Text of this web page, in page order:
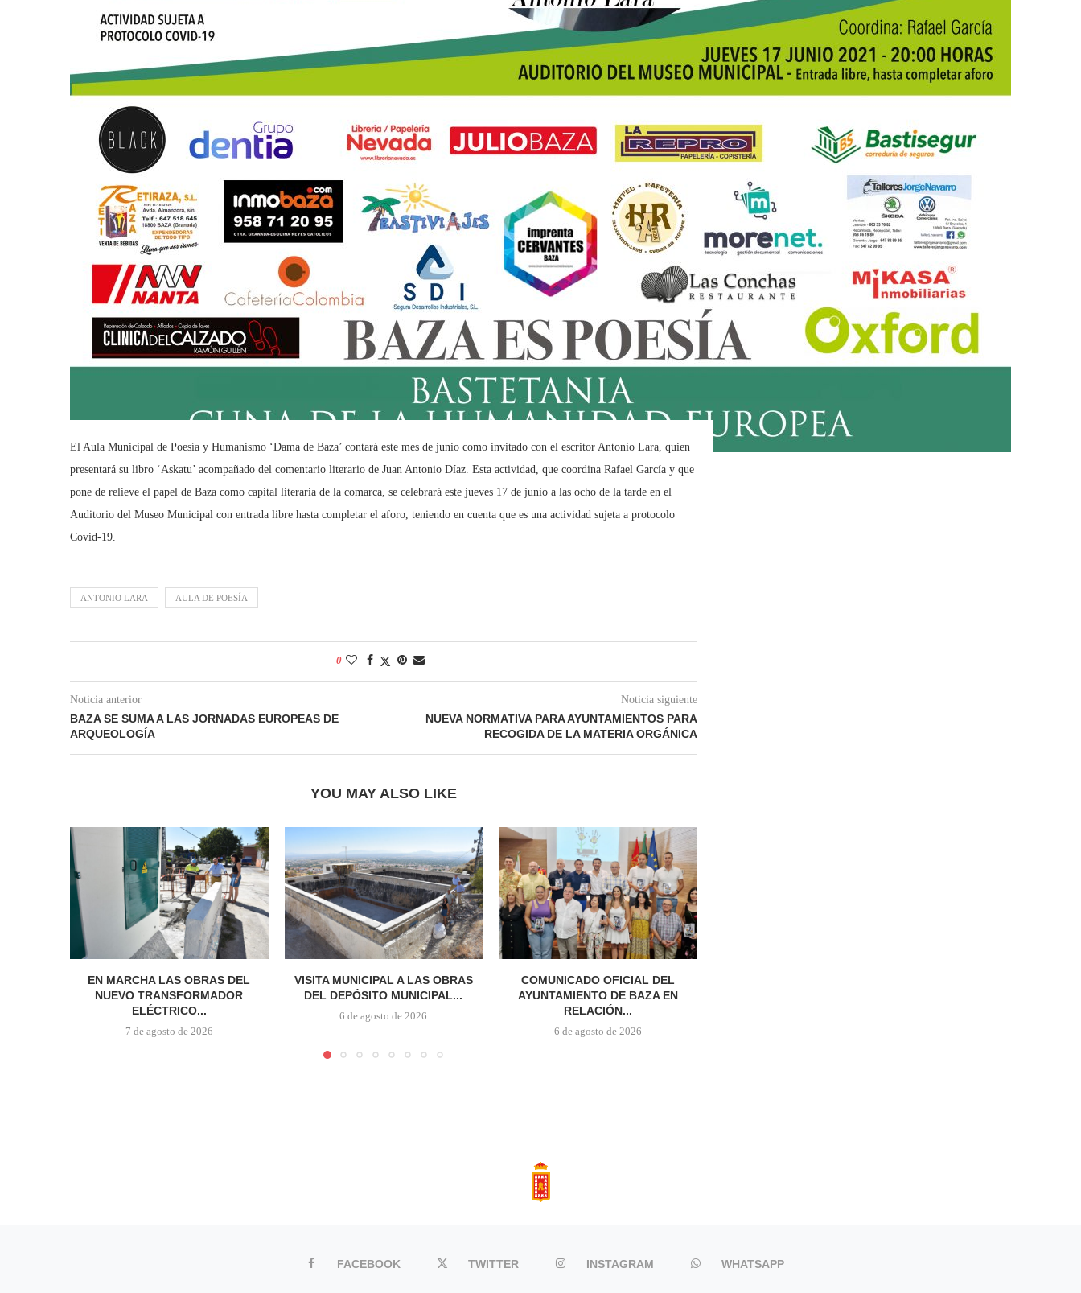
El Aula Municipal de Poesía y Humanismo ‘Dama de Baza’ contará este mes de junio como invitado con el escritor Antonio Lara, quien
presentará su libro ‘Askatu’ acompañado del comentario literario de Juan Antonio Díaz. Esta actividad, que coordina Rafael García y que
pone de relieve el papel de Baza como capital literaria de la comarca, se celebrará este jueves 17 de junio a las ocho de la tarde en el
Auditorio del Museo Municipal con entrada libre hasta completar el aforo, teniendo en cuenta que es una actividad sujeta a protocolo
Covid-19.
ANTONIO LARA AULA DE POESÍA
0
Noticia anterior
BAZA SE SUMA A LAS JORNADAS EUROPEAS DE
ARQUEOLOGÍA
Noticia siguiente
NUEVA NORMATIVA PARA AYUNTAMIENTOS PARA
RECOGIDA DE LA MATERIA ORGÁNICA
YOU MAY ALSO LIKE
EN MARCHA LAS OBRAS DEL
NUEVO TRANSFORMADOR
ELÉCTRICO...
7 de agosto de 2026
VISITA MUNICIPAL A LAS OBRAS
DEL DEPÓSITO MUNICIPAL...
6 de agosto de 2026
COMUNICADO OFICIAL DEL
AYUNTAMIENTO DE BAZA EN
RELACIÓN...
6 de agosto de 2026
FACEBOOK TWITTER INSTAGRAM WHATSAPP